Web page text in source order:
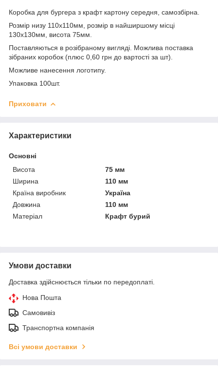
Коробка для бургера з крафт картону середня, самозбірна.
Розмір низу 110х110мм, розмір в найширшому місці
130х130мм, висота 75мм.
Поставляються в розібраному вигляді. Можлива поставка
зібраних коробок (плюс 0,60 грн до вартості за шт).
Можливе нанесення логотипу.
Упаковка 100шт.
Приховати
Характеристики
Основні
Висота
75 мм
Ширина
110 мм
Країна виробник
Україна
Довжина
110 мм
Матеріал
Крафт бурий
Умови доставки
Доставка здійснюється тільки по передоплаті.
Нова Пошта
Самовивіз
Транспортна компанія
Всі умови доставки